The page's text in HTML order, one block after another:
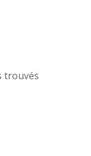
trouvés